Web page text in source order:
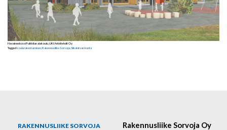
Havainnekuva Pulkkilan alakoulu, UKI Arkkitehdit Oy
Taggedkoulurakentaminen Rakennusliike Sorvoja Siikalatvan kunta
RAKENNUSLIIKE SORVOJA
Rakennusliike Sorvoja Oy